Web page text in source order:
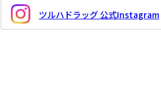
ツルハドラッグ 公式Instagram